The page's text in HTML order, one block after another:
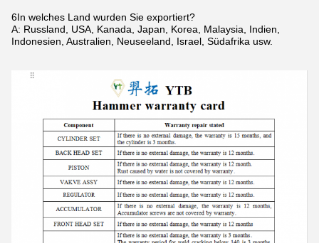
6In welches Land wurden Sie exportiert?
A: Russland, USA, Kanada, Japan, Korea, Malaysia, Indien,
Indonesien, Australien, Neuseeland, Israel, Südafrika usw.